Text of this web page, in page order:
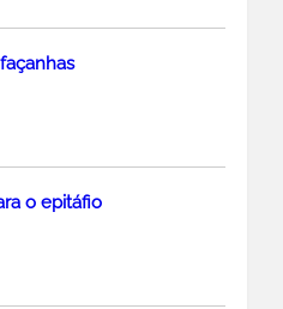
o epitáfio